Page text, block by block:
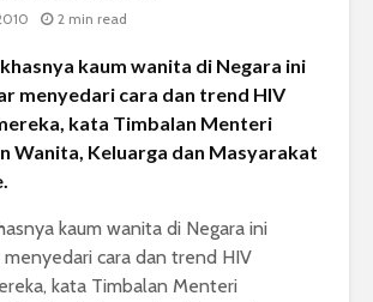
2 min read
kaum wanita di Negara ini
menyedari cara dan trend HIV
kata Timbalan Menteri
Wanita, Keluarga dan Masyarakat
kaum wanita di Negara ini
menyedari cara dan trend HIV
kata Timbalan Menteri